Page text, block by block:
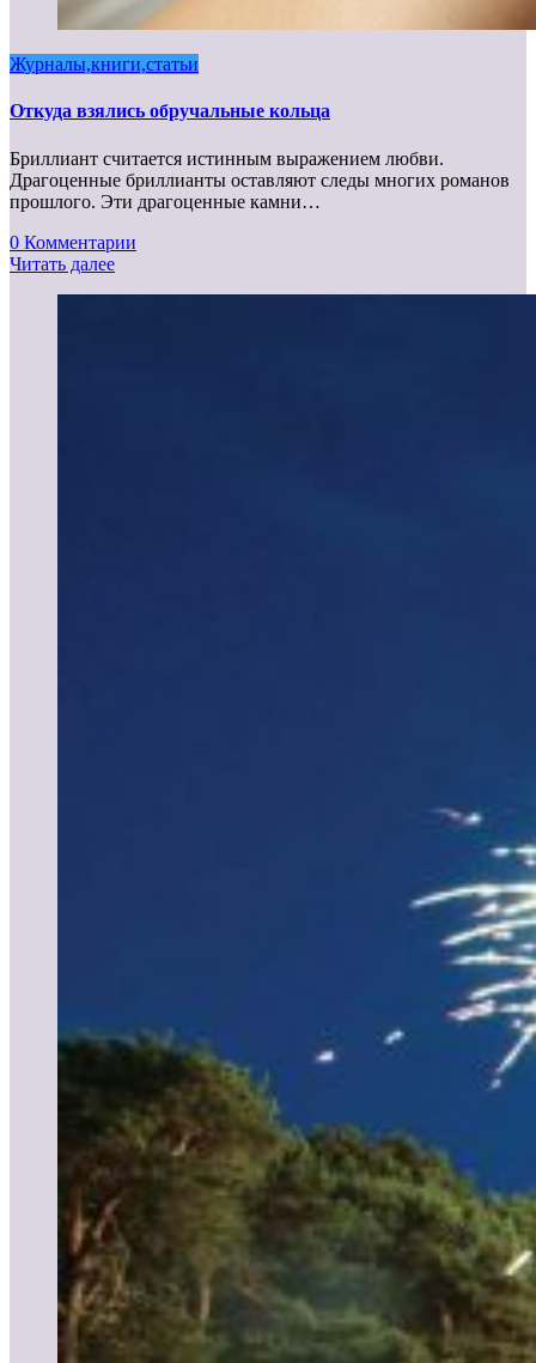
Журналы,книги,статьи
Откуда взялись обручальные кольца
Бриллиант считается истинным выражением любви.
Драгоценные бриллианты оставляют следы многих романов
прошлого. Эти драгоценные камни…
0 Комментарии
Читать далее